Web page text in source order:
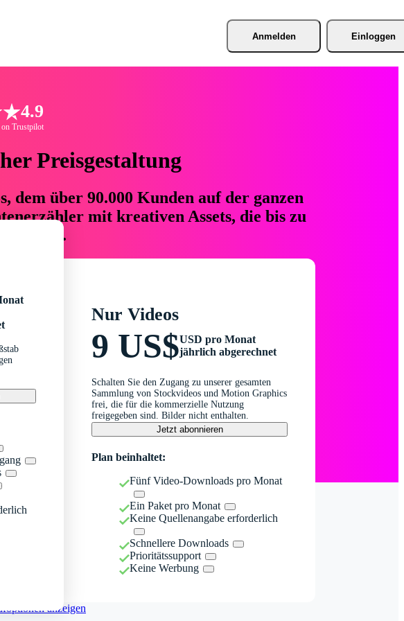
Anmelden Einloggen
4.9
Trustpilot
Preisgestaltung
über 90.000 Kunden auf der ganzen
mit kreativen Assets, die bis zu
Nur Videos
9 US$USD pro Monat
jährlich abgerechnet
Schalten Sie den Zugang zu unserer gesamten
Sammlung von Stockvideos und Motion Graphics
frei, die für die kommerzielle Nutzung
freigegeben sind. Bilder nicht enthalten.
Jetzt abonnieren
Plan beinhaltet:
Fünf Video-Downloads pro Monat
Ein Paket pro Monat
Keine Quellenangabe erforderlich
Schnellere Downloads
Prioritätssupport
Keine Werbung
anzeigen